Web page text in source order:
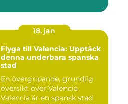
18. jan
Flyga till Valencia: Upptäck
denna underbara spanska
stad
En övergripande, grundlig
översikt över Valencia
Valencia är en spansk stad